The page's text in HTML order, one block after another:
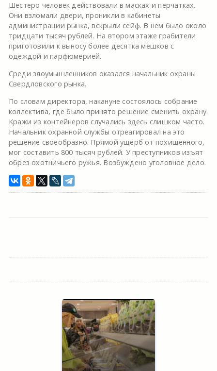
Шестеро человек действовали в масках и перчатках.
Они взломали двери, проникли в кабинеты
администрации рынка, вскрыли сейф. В нем было около
тридцати тысяч рублей. На втором этаже грабители
приготовили к выносу более десятка мешков с
одеждой и парфюмерией.
Среди злоумышленников оказался начальник охраны
Свердловского рынка.
По словам директора, накануне состоялось собрание
коллектива, где было принято решение сменить охрану.
Кражи из контейнеров случались здесь слишком часто.
Начальник охранной службы отреагировал на это
решение своеобразно. Прямой ущерб от похищенного,
мог составить 800 тысяч рублей. У преступников изъят
обрез охотничьего ружья. Возбуждено уголовное дело.